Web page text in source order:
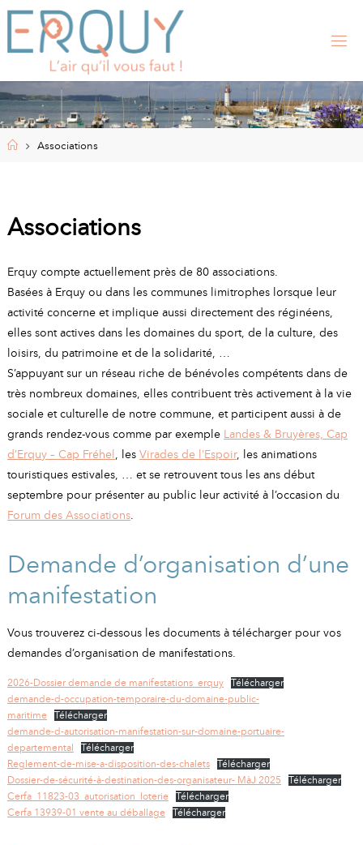
Skip
content
RQ
UY
, SI
DE
LA
M
AI
RIE
HomeAssociations
Associations
Erquy compte actuellement près de 80 associations.
Basées à Erquy ou dans les communes limitrophes lorsque leur
activité concerne et implique aussi directement des réginéens,
elles sont actives dans les domaines du sport, de la culture, des
loisirs, du patrimoine et de la solidarité, …
S’appuyant sur un réseau riche de bénévoles compétents dans de
très nombreux domaines, elles contribuent très activement à la vie
sociale et culturelle de notre commune, et participent aussi à de
grands rendez-vous comme par exemple Landes & Bruyères, Cap
d’Erquy – Cap Fréhel , les Virades de l’Espoir, les animations
touristiques estivales, … et se retrouvent tous les ans début
septembre pour présenter au public leur activité à l’occasion du
Forum des Associations.
Demande d’organisation d’une
manifestation
Vous trouverez ci-dessous les documents à télécharger pour vos
demandes d’organisation de manifestations.
2026-Dossier demande de manifestations_erquy
Télécharger
demande-d-occupation-temporaire-du-domaine-public-
maritime
Télécharger
demande-d-autorisation-manifestation-sur-domaine-portuaire-
departemental
Télécharger
Reglement-de-mise-a-disposition-des-chalets
Télécharger
Dossier-de-sécurité-à-destination-des-organisateur- MàJ 2025
Télécharger
Cerfa_11823-03_autorisation_loterie
Télécharger
Cerfa 13939-01 vente au déballage
Télécharger